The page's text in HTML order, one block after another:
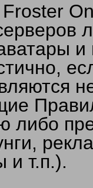
и
либо
и т.п.).